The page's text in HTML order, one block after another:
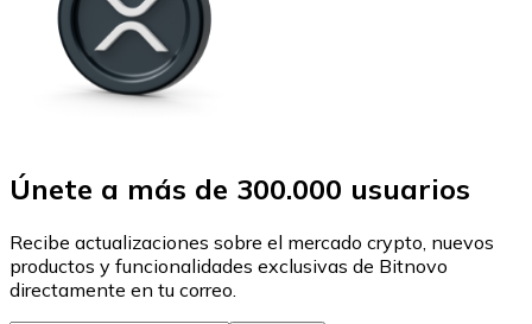
Únete a más de 300.000 usuarios
Recibe actualizaciones sobre el mercado crypto, nuevos
productos y funcionalidades exclusivas de Bitnovo
directamente en tu correo.